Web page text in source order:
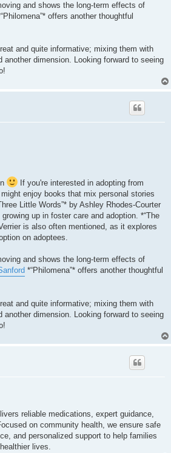
and shows the long-term effects of
offers another thoughtful
and quite informative; mixing them with
another dimension. Looking forward to seeing
If you're interested in adopting from
enjoy books that mix personal stories
Little Words”* by Ashley Rhodes-Courter
up in foster care and adoption. *“The
is also often mentioned, as it explores
on adoptees.
and shows the long-term effects of
*“Philomena”* offers another thoughtful
and quite informative; mixing them with
another dimension. Looking forward to seeing
reliable medications, expert guidance,
on community health, we ensure safe
and personalized support to help families
lives.